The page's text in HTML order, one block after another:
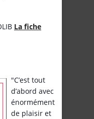
La fiche
"C’est tout
d’abord avec
énormément
de plaisir et